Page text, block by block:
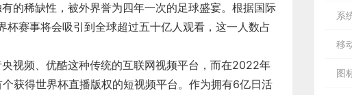
的稀缺性，被外界誉为四年一次的足球盛宴。根据国际
赛事将会吸引到全球超过五十亿人观看，这一人数占
视频、优酷这种传统的互联网视频平台，而在2022年
获得世界杯直播版权的短视频平台。作为拥有6亿日活
系
移
图